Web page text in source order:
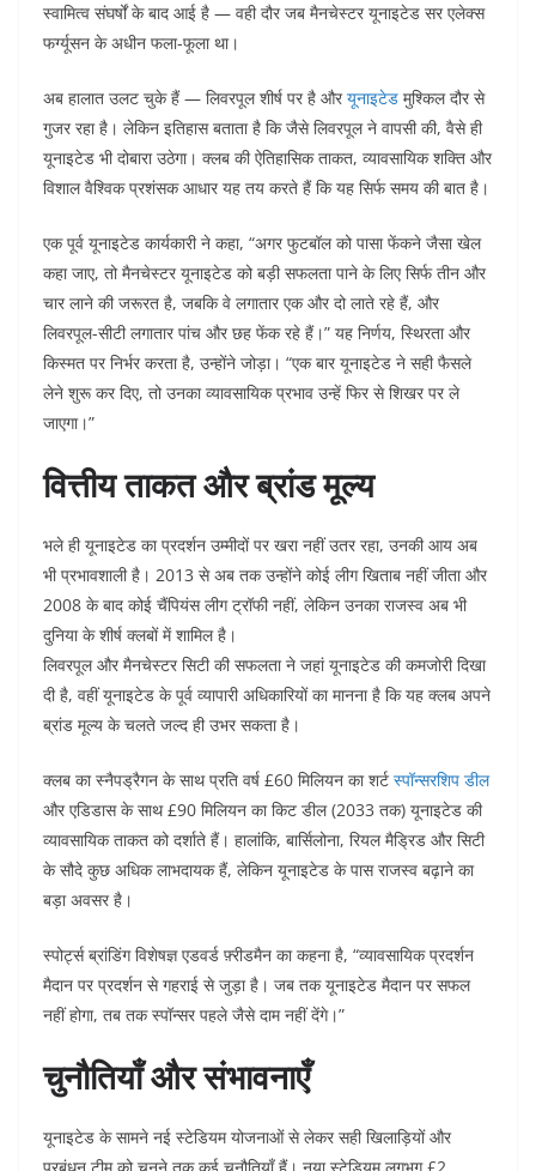
स्वामित्व संघर्षों के बाद आई है — वही दौर जब मैनचेस्टर यूनाइटेड सर एलेक्स
फर्ग्यूसन के अधीन फला-फूला था।
अब हालात उलट चुके हैं — लिवरपूल शीर्ष पर है औरयूनाइटेड मुश्किल दौर से
गुजर रहा है। लेकिन इतिहास बताता है कि जैसे लिवरपूल ने वापसी की, वैसे ही
यूनाइटेड भी दोबारा उठेगा। क्लब की ऐतिहासिक ताकत, व्यावसायिक शक्ति और
विशाल वैश्विक प्रशंसक आधार यह तय करते हैं कि यह सिर्फ समय की बात है।
एक पूर्व यूनाइटेड कार्यकारी ने कहा, “अगर फुटबॉल को पासा फेंकने जैसा खेल
कहा जाए, तो मैनचेस्टर यूनाइटेड को बड़ी सफलता पाने के लिए सिर्फ तीन और
चार लाने की जरूरत है, जबकि वे लगातार एक और दो लाते रहे हैं, और
लिवरपूल-सीटी लगातार पांच और छह फेंक रहे हैं।” यह निर्णय, स्थिरता और
किस्मत पर निर्भर करता है, उन्होंने जोड़ा। “एक बार यूनाइटेड ने सही फैसले
लेने शुरू कर दिए, तो उनका व्यावसायिक प्रभाव उन्हें फिर से शिखर पर ले
जाएगा।”
वित्तीय ताकत और ब्रांड मूल्य
भले ही यूनाइटेड का प्रदर्शन उम्मीदों पर खरा नहीं उतर रहा, उनकी आय अब
भी प्रभावशाली है। 2013 से अब तक उन्होंने कोई लीग खिताब नहीं जीता और
2008 के बाद कोई चैंपियंस लीग ट्रॉफी नहीं, लेकिन उनका राजस्व अब भी
दुनिया के शीर्ष क्लबों में शामिल है।
लिवरपूल और मैनचेस्टर सिटी की सफलता ने जहां यूनाइटेड की कमजोरी दिखा
दी है, वहीं यूनाइटेड के पूर्व व्यापारी अधिकारियों का मानना है कि यह क्लब अपने
ब्रांड मूल्य के चलते जल्द ही उभर सकता है।
क्लब का स्नैपड्रैगन के साथ प्रति वर्ष £60 मिलियन का शर्ट स्पॉन्सरशिप डील
और एडिडास के साथ £90 मिलियन का किट डील (2033 तक) यूनाइटेड की
व्यावसायिक ताकत को दर्शाते हैं। हालांकि, बार्सिलोना, रियल मैड्रिड और सिटी
के सौदे कुछ अधिक लाभदायक हैं, लेकिन यूनाइटेड के पास राजस्व बढ़ाने का
बड़ा अवसर है।
स्पोर्ट्स ब्रांडिंग विशेषज्ञ एडवर्ड फ़्रीडमैन का कहना है, “व्यावसायिक प्रदर्शन
मैदान पर प्रदर्शन से गहराई से जुड़ा है। जब तक यूनाइटेड मैदान पर सफल
नहीं होगा, तब तक स्पॉन्सर पहले जैसे दाम नहीं देंगे।”
चुनौतियाँ और संभावनाएँ
यूनाइटेड के सामने नई स्टेडियम योजनाओं से लेकर सही खिलाड़ियों और